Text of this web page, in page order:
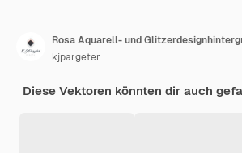
Rosa Aquarell- und
kjpargeter
Diese Vektoren könnten dir auch